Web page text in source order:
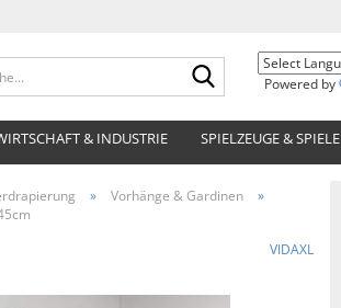
Suche...
Powered by
& INDUSTRIE SPIELZEUGE & SPIELE
» Vorhänge & Gardinen
»
VIDAXL